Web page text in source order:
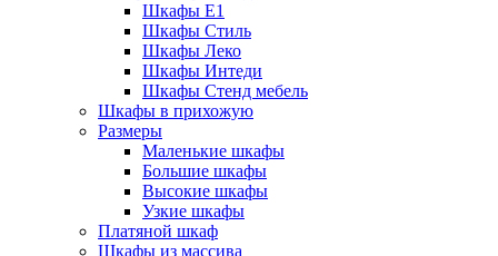
Шкафы E1
Шкафы Стиль
Шкафы Леко
Шкафы Интеди
Шкафы Стенд мебель
Шкафы в прихожую
Размеры
Маленькие шкафы
Большие шкафы
Высокие шкафы
Узкие шкафы
Платяной шкаф
Шкафы из массива